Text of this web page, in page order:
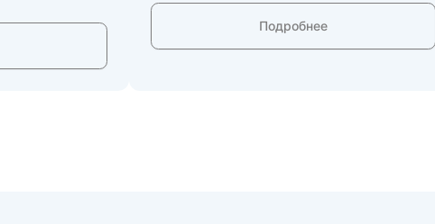
Стоимость будет составлять от 50
рублей за килограмм с наших складов
Подробнее